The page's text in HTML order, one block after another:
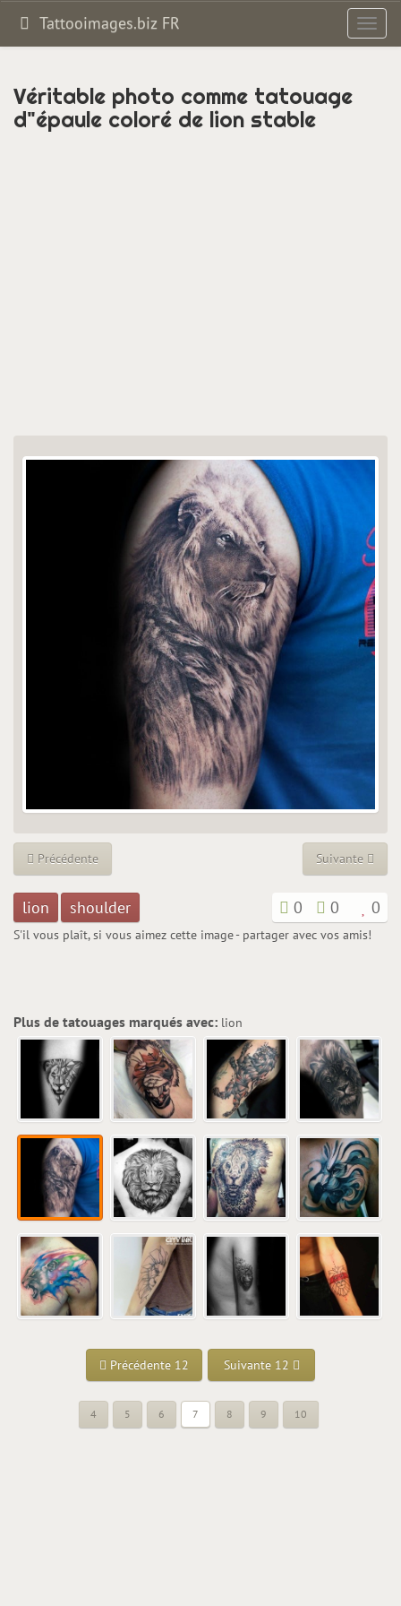
la
Tattooimages.biz FR
Véritable photo comme tatouage
d"épaule coloré de lion stable
Précédente Suivante
lion shoulder 0 0 0
S'il vous plaît, si vous aimez cette image - partager avec vos amis!
Plus de tatouages marqués avec: lion
Précédente 12 Suivante 12
4 5 6 7 8 9 10